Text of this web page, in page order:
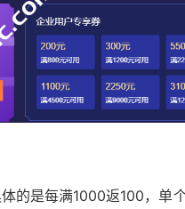
的是每满1000返100，单